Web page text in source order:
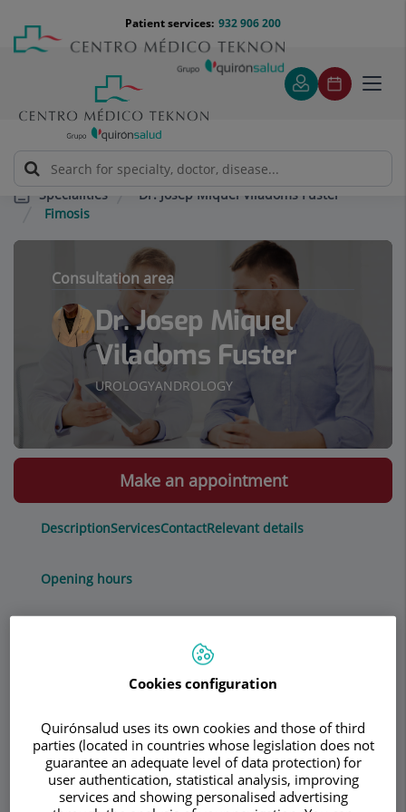
content
Menú
teléfono
cabecera
932 906 200
Patient services:
Specialities
Dr. Josep Miquel Viladoms Fuster
Fimosis
Consultation area
Dr. Josep Miquel
Viladoms Fuster
UROLOGYANDROLOGY
DescriptionServicesContactRelevant details
Opening hours
Make an appointment
Entendemos por fimosis la dificultad o
imposibilidad para la retracción de la piel
prepucial, esto es, de la piel que recubre el
Cookies configuration
Quirónsalud uses its own cookies and those of third
parties (located in countries whose legislation does not
guarantee an adequate level of data protection) for
user authentication, statistical analysis, improving
services and showing personalised advertising